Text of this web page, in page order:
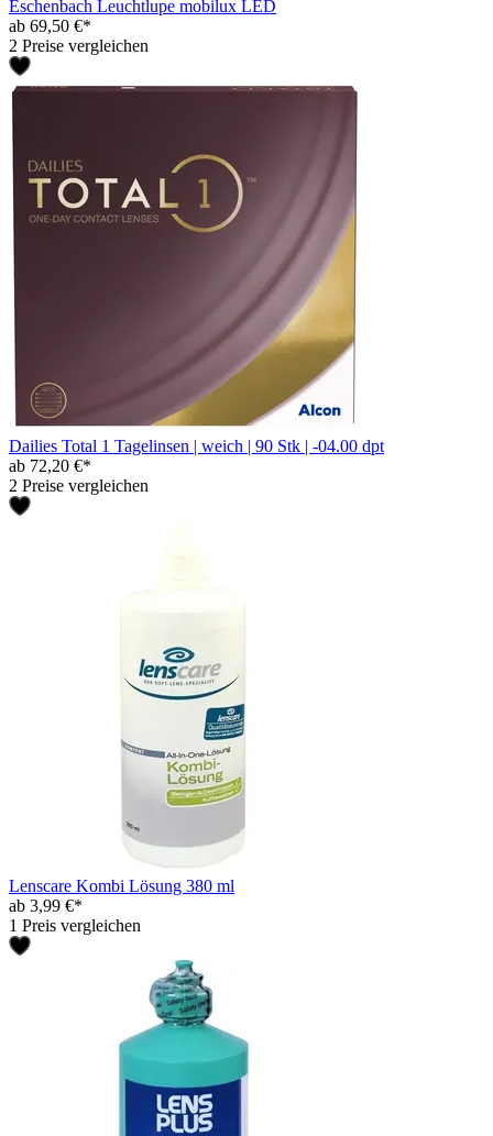
Eschenbach Leuchtlupe mobilux LED
ab 69,50 €*
2 Preise vergleichen
Dailies Total 1 Tagelinsen | weich | 90 Stk | -04.00 dpt
ab 72,20 €*
2 Preise vergleichen
Lenscare Kombi Lösung 380 ml
ab 3,99 €*
1 Preis vergleichen